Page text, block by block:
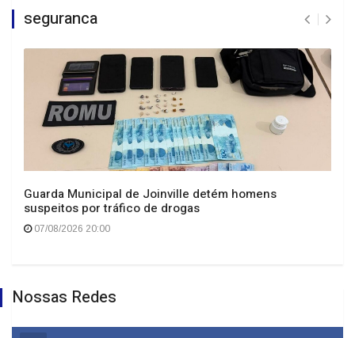
seguranca
Guarda Municipal de Joinville detém homens
suspeitos por tráfico de drogas
07/08/2026 20:00
Nossas Redes